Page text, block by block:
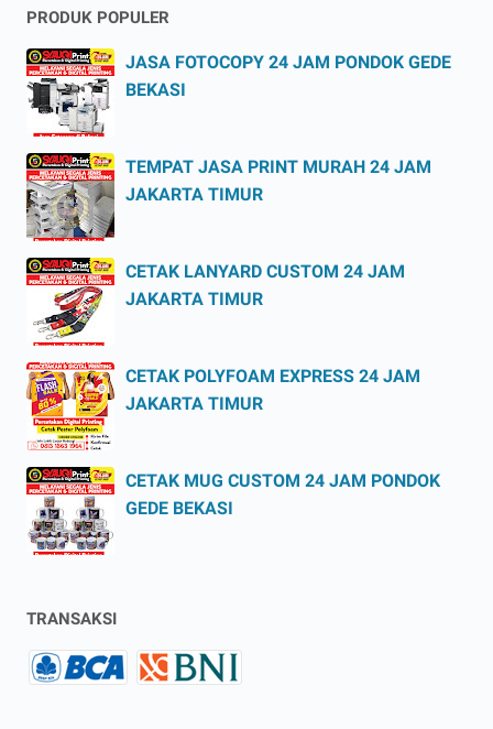
PRODUK POPULER
JASA FOTOCOPY 24 JAM PONDOK GEDE
BEKASI
TEMPAT JASA PRINT MURAH 24 JAM
JAKARTA TIMUR
CETAK LANYARD CUSTOM 24 JAM
JAKARTA TIMUR
CETAK POLYFOAM EXPRESS 24 JAM
JAKARTA TIMUR
CETAK MUG CUSTOM 24 JAM PONDOK
GEDE BEKASI
TRANSAKSI